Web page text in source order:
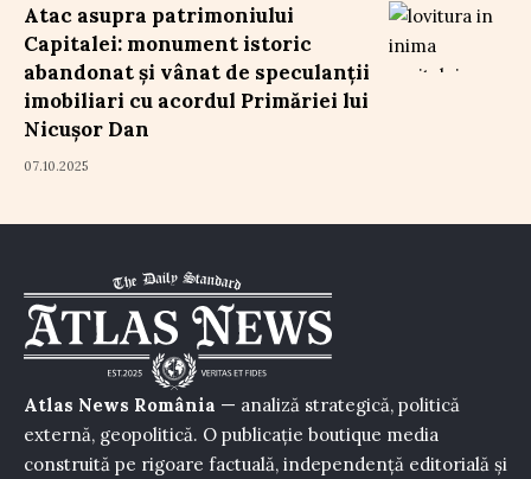
Atac asupra patrimoniului
Capitalei: monument istoric
abandonat și vânat de speculanții
imobiliari cu acordul Primăriei lui
Nicușor Dan
07.10.2025
Atlas News România — analiză strategică, politică
externă, geopolitică. O publicație boutique media
construită pe rigoare factuală, independență editorială și